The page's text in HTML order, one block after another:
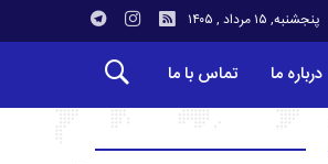
پنجشنبه, ۱۵ مرداد , ۱۴۰۵
درباره ما تماس با ما